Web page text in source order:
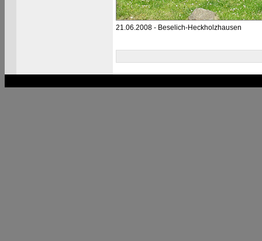
21.06.2008 - Beselich-Heckholzhausen